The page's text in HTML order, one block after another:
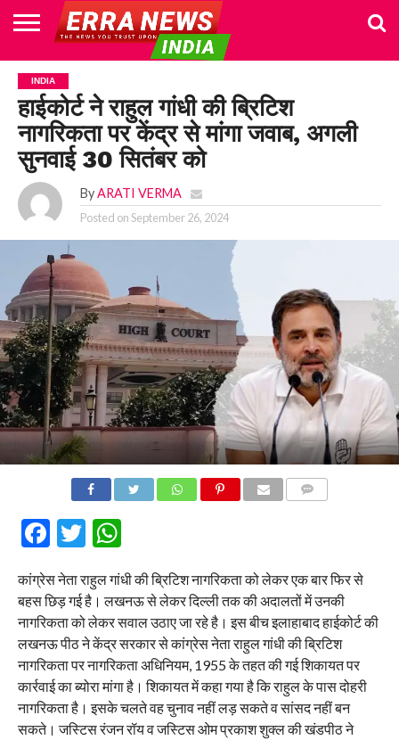
HOME
POLITICS
NEWS
BUSINESS
CULTURE
NATIONAL
SPORTS
LIFESTYLE
TRAVEL
OPINION
BREAKING
NEWS
ENTERTAINMENT
WORLD
CRIME
JOIN
US
INDIA
हाईकोर्ट ने राहुल गांधी की ब्रिटिश
नागरिकता पर केंद्र से मांगा जवाब, अगली
सुनवाई 30 सितंबर को
By ARATI VERMA
Posted onSeptember 26, 2024
Facebook
Twitter
WhatsApp
कांग्रेस नेता राहुल गांधी की ब्रिटिश नागरिकता को लेकर एक बार फिर से
बहस छिड़ गई है। लखनऊ से लेकर दिल्ली तक की अदालतों में उनकी
नागरिकता को लेकर सवाल उठाए जा रहे है। इस बीच इलाहाबाद हाईकोर्ट की
लखनऊ पीठ ने केंद्र सरकार से कांग्रेस नेता राहुल गांधी की ब्रिटिश
नागरिकता पर नागरिकता अधिनियम, 1955 के तहत की गई शिकायत पर
कार्रवाई का ब्योरा मांगा है। शिकायत में कहा गया है कि राहुल के पास दोहरी
नागरिकता है। इसके चलते वह चुनाव नहीं लड़ सकते व सांसद नहीं बन
सकते। जस्टिस रंजन रॉय व जस्टिस ओम प्रकाश शुक्ल की खंडपीठ ने